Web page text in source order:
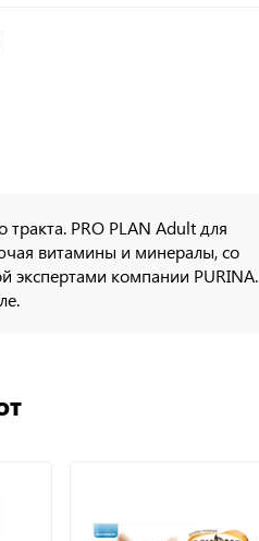
PRO PLAN Adult для
витамины и минералы, со
экспертами компании PURINA.